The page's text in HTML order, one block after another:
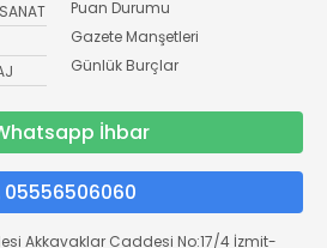
Puan Durumu
Gazete Manşetleri
Günlük Burçlar
İhbar
05556506060
Akkavaklar Caddesi No:17/4 İzmit-